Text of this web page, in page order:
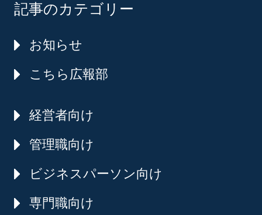
記事のカテゴリー
お知らせ
こちら広報部
経営者向け
管理職向け
ビジネスパーソン向け
専門職向け